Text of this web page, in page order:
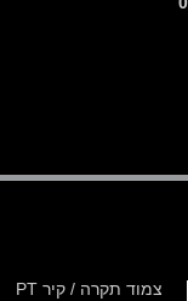
צמוד תקרה / קיר PT